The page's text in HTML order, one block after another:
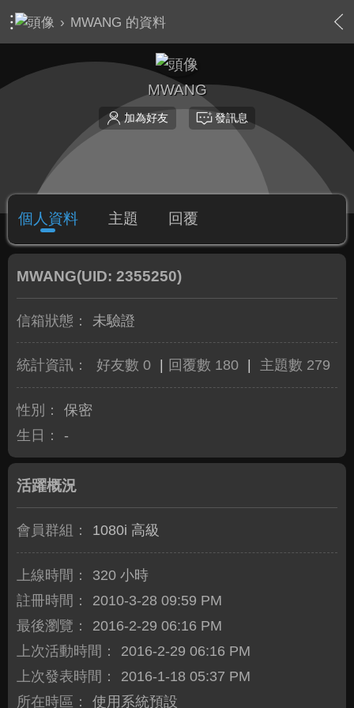
› MWANG 的資料
MWANG
加為好友 發訊息
個人資料 主題 回覆
MWANG(UID: 2355250)
信箱狀態： 未驗證
統計資訊： 好友數 0 回覆數 180 主題數 279
性別：
保密
生日：
-
活躍概況
會員群組： 1080i 高級
上線時間：
320 小時
註冊時間：
2010-3-28 09:59 PM
最後瀏覽：
2016-2-29 06:16 PM
上次活動時間：
2016-2-29 06:16 PM
上次發表時間：
2016-1-18 05:37 PM
所在時區：
使用系統預設